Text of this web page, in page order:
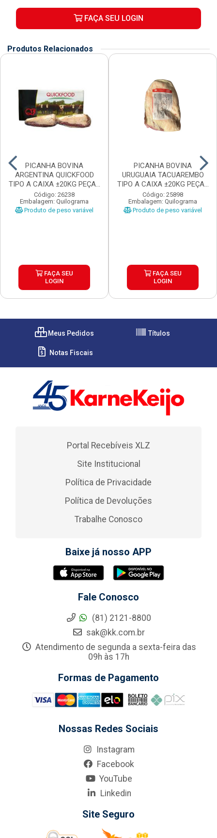
FAÇA SEU LOGIN
Produtos Relacionados
PICANHA BOVINA
ARGENTINA QUICKFOOD
TIPO A CAIXA ±20KG PEÇAS
...
Código: 26238
Embalagem: Quilograma
Produto de peso variável
FAÇA SEU
LOGIN
PICANHA BOVINA
URUGUAIA TACUAREMBO
TIPO A CAIXA ±20KG PEÇAS
...
Código: 25898
Embalagem: Quilograma
Produto de peso variável
FAÇA SEU
LOGIN
Meus Pedidos Títulos
Notas Fiscais
Portal Recebíveis XLZ
Site Institucional
Política de Privacidade
Política de Devoluções
Trabalhe Conosco
Baixe já nosso APP
Fale Conosco
(81) 2121-8800
sak@kk.com.br
Atendimento de segunda a sexta-feira das
09h às 17h
Formas de Pagamento
Nossas Redes Sociais
Instagram
Facebook
YouTube
Linkedin
Site Seguro